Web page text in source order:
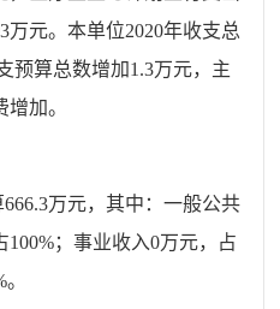
万元。本单位2020年收支总
预算总数增加1.3万元，主
加。
666.3万元，其中：一般公共
100%；事业收入0万元，占
。